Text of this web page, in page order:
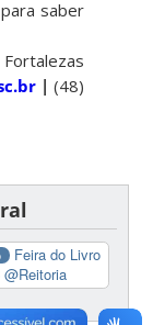
para saber
|(48)
Feira do Livro
@Reitoria